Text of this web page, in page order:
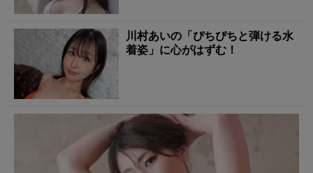
川村あいの「ぴちぴちと弾ける水
着姿」に心がはずむ！